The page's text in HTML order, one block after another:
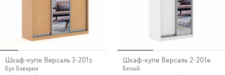
Шкаф-купе Версаль 3-201z
Бук Бавария
Шкаф-купе Версаль 2-201e
Белый